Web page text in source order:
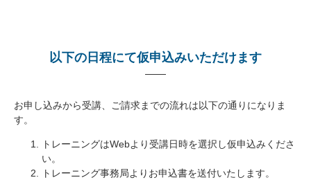
以下の日程にて仮申込みいただけます
お申し込みから受講、ご請求までの流れは以下の通りになりま
す。
トレーニングはWebより受講日時を選択し仮申込みくださ
い。
トレーニング事務局よりお申込書を送付いたします。